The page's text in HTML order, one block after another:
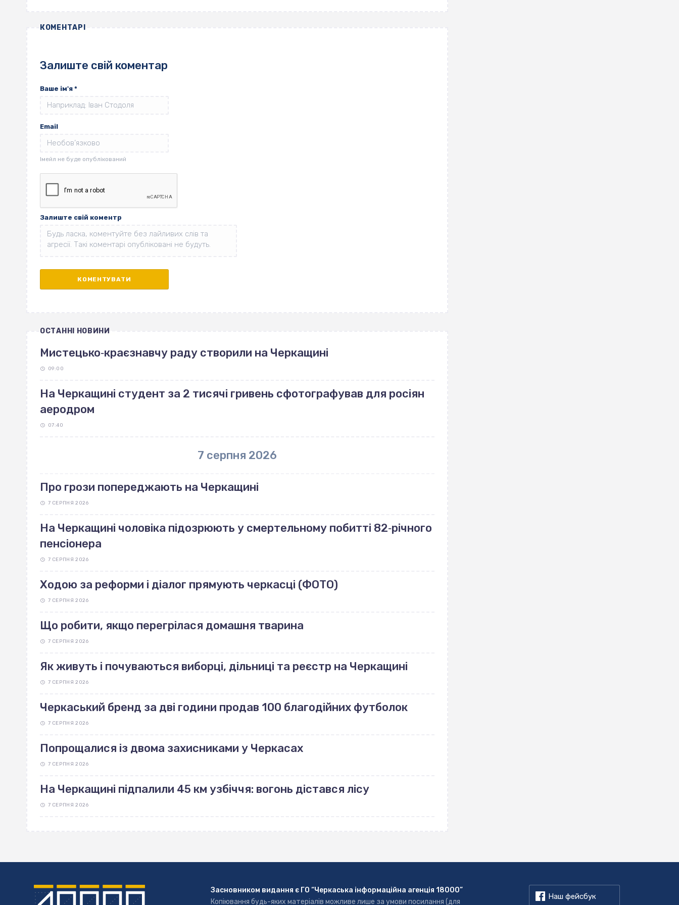
КОМЕНТАРІ
Залиште свій коментар
Ваше ім'я *
Email
Залиште свій коментр
ОСТАННІ НОВИНИ
Мистецько‐краєзнавчу раду створили на Черкащині
09:00
На Черкащині студент за 2 тисячі гривень сфотографував для росіян
аеродром
07:40
7 серпня 2026
Про грози попереджають на Черкащині
7 СЕРПНЯ 2026
На Черкащині чоловіка підозрюють у смертельному побитті 82‐річного
пенсіонера
7 СЕРПНЯ 2026
Ходою за реформи і діалог прямують черкасці (ФОТО)
7 СЕРПНЯ 2026
Що робити, якщо перегрілася домашня тварина
7 СЕРПНЯ 2026
Як живуть і почуваються виборці, дільниці та реєстр на Черкащині
7 СЕРПНЯ 2026
Черкаський бренд за дві години продав 100 благодійних футболок
7 СЕРПНЯ 2026
Попрощалися із двома захисниками у Черкасах
7 СЕРПНЯ 2026
На Черкащині підпалили 45 км узбіччя: вогонь дістався лісу
7 СЕРПНЯ 2026
Засновником видання є ГО “Черкаська інформаційна агенція 18000”
Копіювання будь-яких матеріалів можливе лише за умови посилання (для
Наш фейсбук